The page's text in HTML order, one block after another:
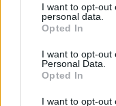
I want to opt-out
personal data.
Opted In
I want to opt-out
Personal Data.
Opted In
I want to opt-out
εξέλιξης της
και η ποιότητα
της ενότητας,
κλινικών
από αυτές καθώς